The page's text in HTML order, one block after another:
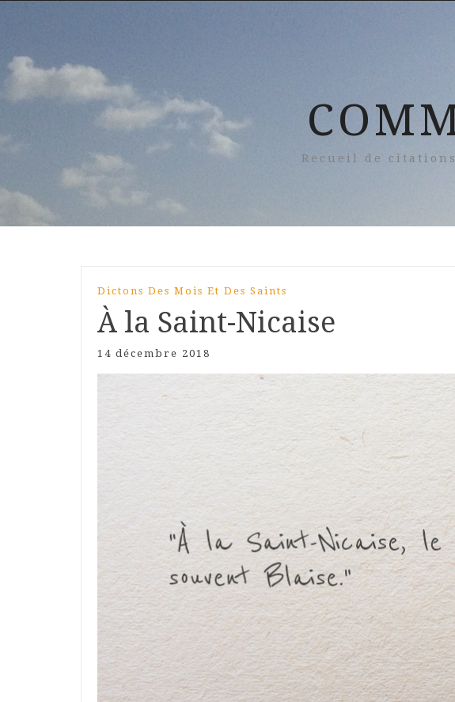
Recueil de
Dictons Des Mois Et Des Saints
À la Saint-Nicaise
14 décembre 2018